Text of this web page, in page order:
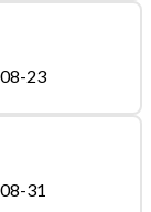
23
31